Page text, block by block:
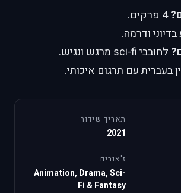
4 פרקים.
ודרמה.
לחובבי sci-fi מרגש ונגיש.
בעברית עם תרגום איכותי.
תאריך שידור
2021
ז'אנרים
Animation, Drama, Sci-
Fi & Fantasy